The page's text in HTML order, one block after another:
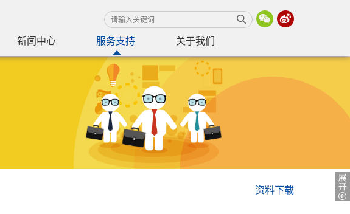
新闻中心 服务支持 关于我们
资料下载